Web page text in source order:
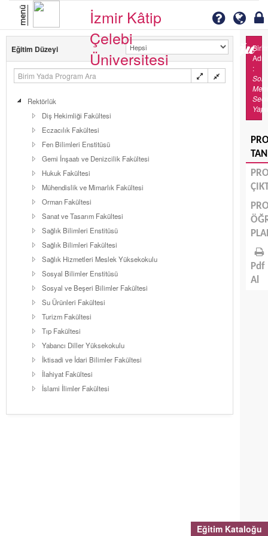
Eğitim Kataloğu
menü
İzmir Kâtip
Çelebi
Üniversitesi
Eğitim Düzeyi
Rektörlük
Diş Hekimliği Fakültesi
Eczacılık Fakültesi
Fen Bilimleri Enstitüsü
Gemi İnşaatı ve Denizcilik Fakültesi
Hukuk Fakültesi
Mühendislik ve Mimarlık Fakültesi
Orman Fakültesi
Sanat ve Tasarım Fakültesi
Sağlık Bilimleri Enstitüsü
Sağlık Bilimleri Fakültesi
Sağlık Hizmetleri Meslek Yüksekokulu
Sosyal Bilimler Enstitüsü
Sosyal ve Beşeri Bilimler Fakültesi
Su Ürünleri Fakültesi
Turizm Fakültesi
Tıp Fakültesi
Yabancı Diller Yüksekokulu
İktisadi ve İdari Bilimler Fakültesi
İlahiyat Fakültesi
İslami İlimler Fakültesi
Adı
:
Sol
Pdf
Al